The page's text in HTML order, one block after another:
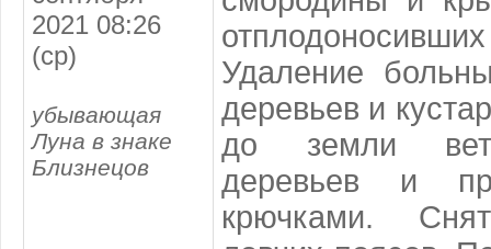
2021 08:26
(ср)
убывающая
Луна в знаке
Близнецов
Удаление
деревьев и
до земли
деревьев и
крючками.